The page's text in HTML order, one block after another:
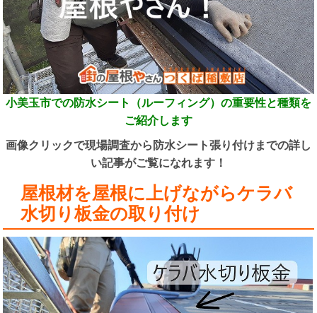
小美玉市での防水シート（ルーフィング）の重要性と種類を
ご紹介します
画像クリックで現場調査から防水シート張り付けまでの詳し
い記事がご覧になれます！
屋根材を屋根に上げながらケラバ
水切り板金の取り付け